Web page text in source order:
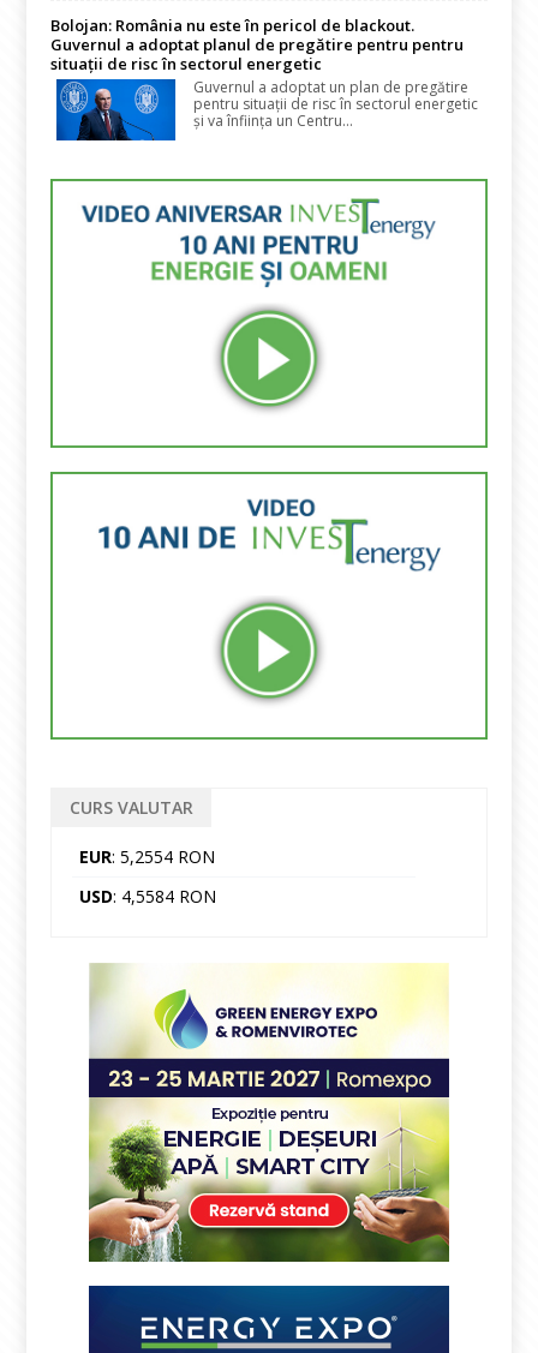
Bolojan: România nu este în pericol de blackout.
Guvernul a adoptat planul de pregătire pentru pentru
situații de risc în sectorul energetic
Guvernul a adoptat un plan de pregătire
pentru situații de risc în sectorul energetic
și va înființa un Centru...
CURS VALUTAR
EUR: 5,2554 RON
USD: 4,5584 RON